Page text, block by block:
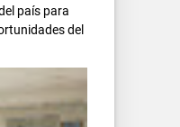
país para
del